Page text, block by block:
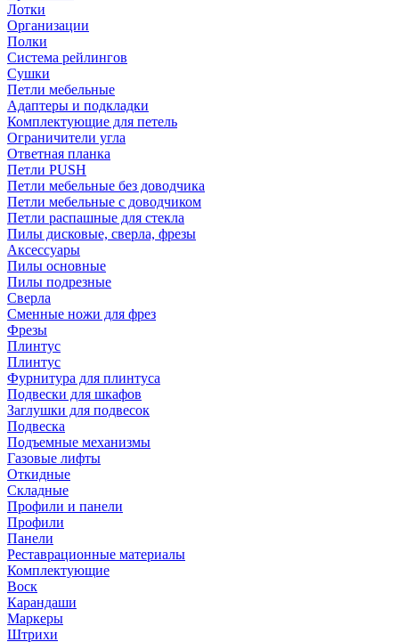
Лотки
Организации
Полки
Система рейлингов
Сушки
Петли мебельные
Адаптеры и подкладки
Комплектующие для петель
Ограничители угла
Ответная планка
Петли PUSH
Петли мебельные без доводчика
Петли мебельные с доводчиком
Петли распашные для стекла
Пилы дисковые, сверла, фрезы
Аксессуары
Пилы основные
Пилы подрезные
Сверла
Сменные ножи для фрез
Фрезы
Плинтус
Плинтус
Фурнитура для плинтуса
Подвески для шкафов
Заглушки для подвесок
Подвеска
Подъемные механизмы
Газовые лифты
Откидные
Складные
Профили и панели
Профили
Панели
Реставрационные материалы
Комплектующие
Воск
Карандаши
Маркеры
Штрихи